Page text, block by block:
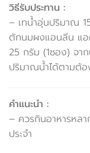
วิธีรับประทาน :
– เทน้ำอุ่นปริมาณ
ตักนมผงแอนลีน แ
25 กรัม (1ซอง) จา
ปริมาณน้ำได้ตามต้อ
คำแนะนำ :
– ควรกินอาหารหล
ประจำ